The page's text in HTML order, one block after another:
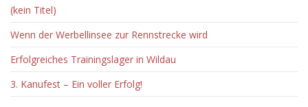
(kein Titel)
Wenn der Werbellinsee zur Rennstrecke wird
Erfolgreiches Trainingslager in Wildau
3. Kanufest – Ein voller Erfolg!